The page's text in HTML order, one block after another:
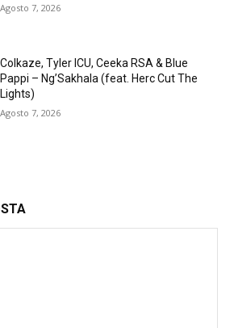
Agosto 7, 2026
Colkaze, Tyler ICU, Ceeka RSA & Blue
Pappi – Ng’Sakhala (feat. Herc Cut The
Lights)
Agosto 7, 2026